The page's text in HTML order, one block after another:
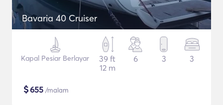
Bavaria 40 Cruiser
Kapal Pesiar Berlayar
39 ft
12 m
6 3 3
$655 /malam